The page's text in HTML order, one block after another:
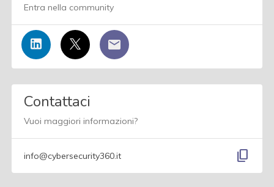
Entra nella community
Contattaci
Vuoi maggiori informazioni?
info@cybersecurity360.it content_copy